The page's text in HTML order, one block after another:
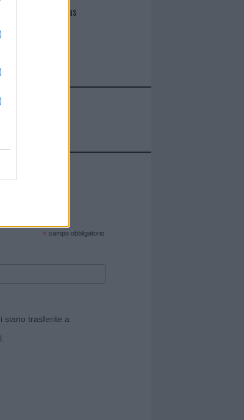
Giovannimaria Cabras
web!
* campo obbligatorio
siano trasferite a